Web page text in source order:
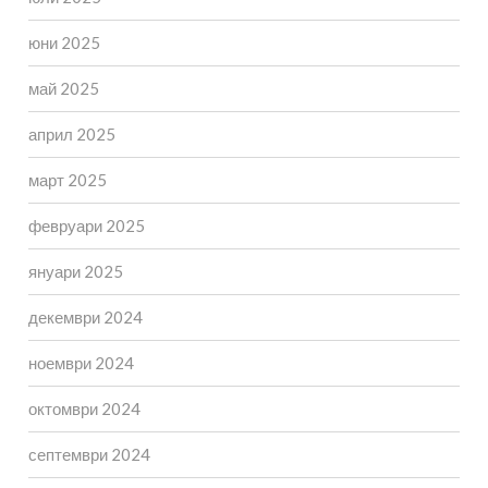
юни 2025
май 2025
април 2025
март 2025
февруари 2025
януари 2025
декември 2024
ноември 2024
октомври 2024
септември 2024